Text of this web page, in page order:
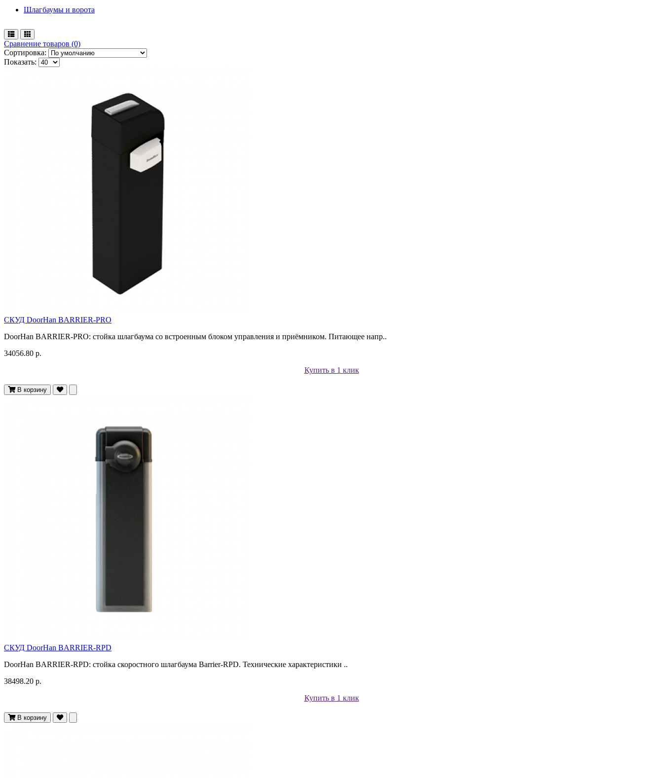
Шлагбаумы и ворота
Сравнение товаров (0)
Сортировка:
Показать:
СКУД DoorHan BARRIER-PRO
DoorHan BARRIER-PRO: стойка шлагбаума со встроенным блоком управления и приёмником. Питающее напр..
34056.80 р.
Купить в 1 клик
В корзину
СКУД DoorHan BARRIER-RPD
DoorHan BARRIER-RPD: стойка скоростного шлагбаума Barrier-RPD. Технические характеристики ..
38498.20 р.
Купить в 1 клик
В корзину